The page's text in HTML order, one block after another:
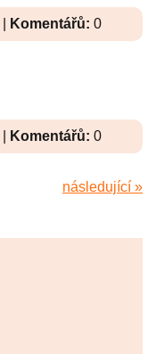
Komentářů: 0
Komentářů: 0
následující »